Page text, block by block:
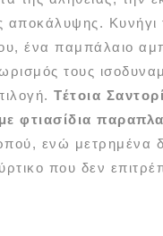
αποκάλυψης.
ένα παμπάλαιο
τους
Τέτοια
φτιασίδια
ενώ μετρημένα
που δεν